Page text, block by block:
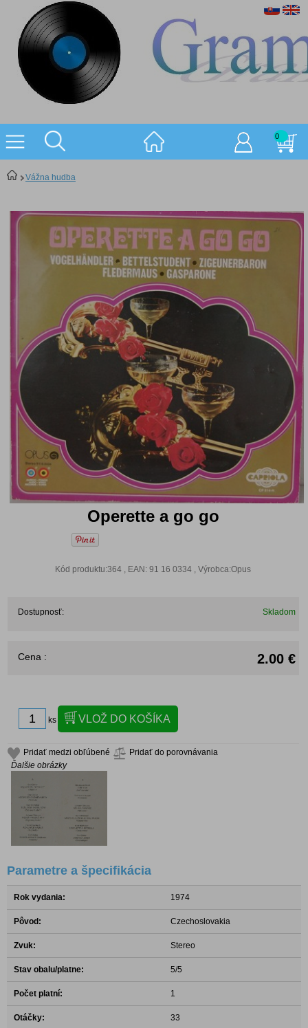
0
Vážna hudba
Operette a go go
Kód produktu:364 , EAN: 91 16 0334 , Výrobca:Opus
Dostupnosť: Skladom
Cena : 2.00 €
ks
Pridať medzi obľúbené
Pridať do porovnávania
Ďalšie obrázky
Parametre a špecifikácia
Rok vydania: 1974
Pôvod: Czechoslovakia
Zvuk: Stereo
Stav obalu/platne: 5/5
Počet platní: 1
Otáčky: 33